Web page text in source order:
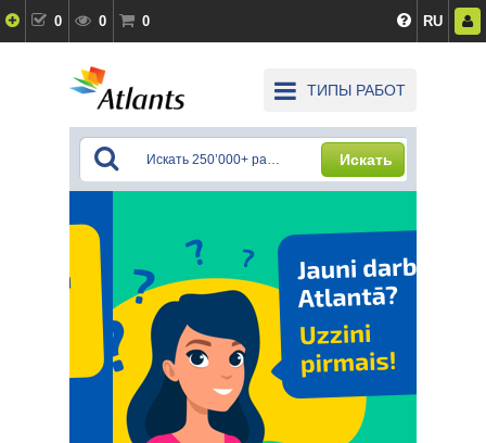
0 0 0 RU
ТИПЫ РАБОТ
Искать